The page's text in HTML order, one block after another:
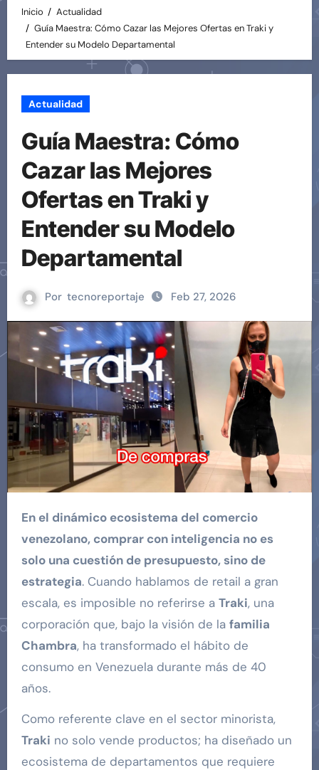
Inicio
Actualidad
Guía Maestra: Cómo Cazar las Mejores Ofertas en Traki y
Entender su Modelo Departamental
Actualidad
Guía Maestra: Cómo
Cazar las Mejores
Ofertas en Traki y
Entender su Modelo
Departamental
Por tecnoreportaje Feb 27, 2026
En el dinámico ecosistema del comercio
venezolano, comprar con inteligencia no es
solo una cuestión de presupuesto, sino de
estrategia. Cuando hablamos de retail a gran
escala, es imposible no referirse a Traki, una
corporación que, bajo la visión de la familia
Chambra, ha transformado el hábito de
consumo en Venezuela durante más de 40
años.
Como referente clave en el sector minorista,
Traki no solo vende productos; ha diseñado un
ecosistema de departamentos que requiere